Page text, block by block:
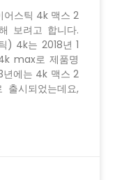
어스틱 4k 맥스 2
보려고 합니다.
) 4k는 2018년 1
max로 제품명
년에는 4k 맥스 2
출시되었는데요,